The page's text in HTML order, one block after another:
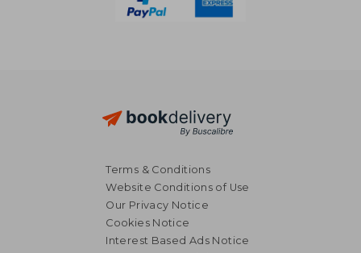
Terms & Conditions
Website Conditions of Use
Our Privacy Notice
Cookies Notice
Interest Based Ads Notice